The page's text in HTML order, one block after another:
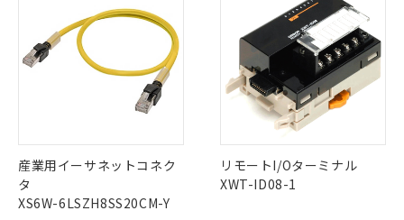
ダウンロードデータをご利用いただく前に、以下を必ずお読
みください。
ソフトウェアの使用条件
中国 RoHS 注意事項・凡例
X O
LR型式承認
（イギリス
船舶規格）
DNV型式承認
（ノルウェー
船舶規格）
BV型式承認
（フランス
船舶規格）
KR型式
（韓国
船舶規格
No No No
その他の認証はこちらのページからご検索ください
産業用イーサネットコネク
タ
XS6W-6LSZH8SS20CM-Y
リモートI/Oターミナル
XWT-ID08-1
以下の条件をお読みいただき、同意のうえ
ご利用ください。
※1 対応状況
対応済み：EU RoHS指令（10物質）の
非含有に対応した製品が提供可能な商品で
対応予定：EU RoHS指令（10物質）の非含
有に対応した製品に切り替える予定のある
対応予定なし：EU RoHS指令（10物質）の
非含有に非対応の商品で、対応品を出す予
定はありません。